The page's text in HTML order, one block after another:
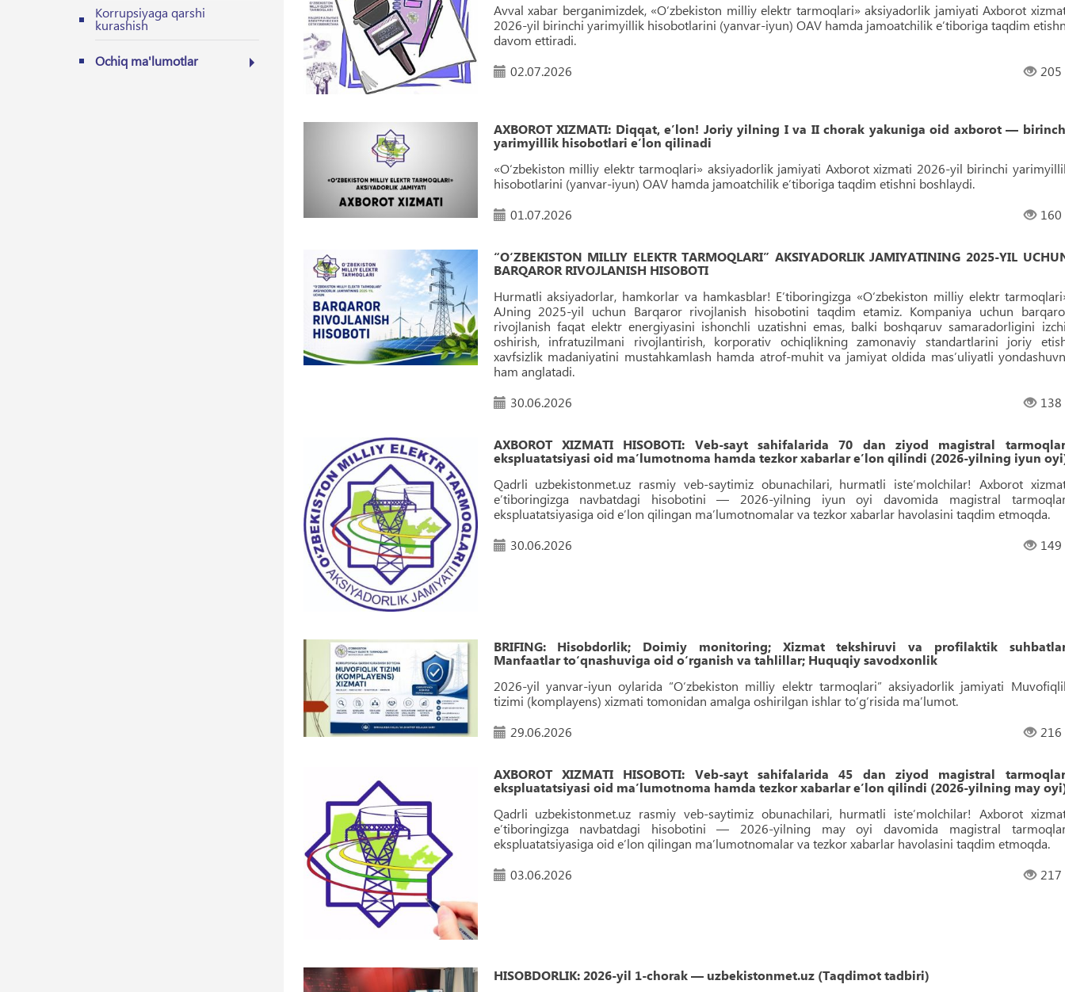
Korrupsiyaga qarshi
kurashish
Ochiq ma'lumotlar
Avval xabar berganimizdek, «O‘zbekiston milliy elektr tarmoqlari» aksiyadorlik jamiyati Axborot
2026-yil birinchi yarimyillik hisobotlarini (yanvar-iyun) OAV hamda jamoatchilik e’tiboriga taqdim
davom ettiradi.
02.07.2026
205
AXBOROT XIZMATI: Diqqat, e’lon! Joriy yilning I va II chorak yakuniga oid axborot —
yarimyillik hisobotlari e’lon qilinadi
«O‘zbekiston milliy elektr tarmoqlari» aksiyadorlik jamiyati Axborot xizmati 2026-yil birinchi
hisobotlarini (yanvar-iyun) OAV hamda jamoatchilik e’tiboriga taqdim etishni boshlaydi.
01.07.2026
160
“O‘ZBEKISTON MILLIY ELEKTR TARMOQLARI” AKSIYADORLIK JAMIYATINING 2025-YIL
BARQAROR RIVOJLANISH HISOBOTI
Hurmatli aksiyadorlar, hamkorlar va hamkasblar! Eʼtiboringizga «O‘zbekiston milliy elektr
AJning 2025-yil uchun Barqaror rivojlanish hisobotini taqdim etamiz. Kompaniya uchun
rivojlanish faqat elektr energiyasini ishonchli uzatishni emas, balki boshqaruv samaradorligini
oshirish, infratuzilmani rivojlantirish, korporativ ochiqlikning zamonaviy standartlarini joriy
xavfsizlik madaniyatini mustahkamlash hamda atrof-muhit va jamiyat oldida masʼuliyatli
ham anglatadi.
30.06.2026
138
AXBOROT XIZMATI HISOBOTI: Veb-sayt sahifalarida 70 dan ziyod magistral
ekspluatatsiyasi oid maʼlumotnoma hamda tezkor xabarlar eʼlon qilindi (2026-yilning iyun
Qadrli uzbekistonmet.uz rasmiy veb-saytimiz obunachilari, hurmatli isteʼmolchilar! Axborot
e’tiboringizga navbatdagi hisobotini — 2026-yilning iyun oyi davomida magistral
ekspluatatsiyasiga oid eʼlon qilingan maʼlumotnomalar va tezkor xabarlar havolasini taqdim etmoqda.
30.06.2026
149
BRIFING: Hisobdorlik; Doimiy monitoring; Xizmat tekshiruvi va profilaktik
Manfaatlar to‘qnashuviga oid o‘rganish va tahlillar; Huquqiy savodxonlik
2026-yil yanvar-iyun oylarida “O‘zbekiston milliy elektr tarmoqlari” aksiyadorlik jamiyati
tizimi (komplayens) xizmati tomonidan amalga oshirilgan ishlar to‘g‘risida maʼlumot.
29.06.2026
216
AXBOROT XIZMATI HISOBOTI: Veb-sayt sahifalarida 45 dan ziyod magistral
ekspluatatsiyasi oid maʼlumotnoma hamda tezkor xabarlar eʼlon qilindi (2026-yilning may
Qadrli uzbekistonmet.uz rasmiy veb-saytimiz obunachilari, hurmatli isteʼmolchilar! Axborot
e’tiboringizga navbatdagi hisobotini — 2026-yilning may oyi davomida magistral
ekspluatatsiyasiga oid eʼlon qilingan maʼlumotnomalar va tezkor xabarlar havolasini taqdim etmoqda.
03.06.2026
217
HISOBDORLIK: 2026-yil 1-chorak — uzbekistonmet.uz (Taqdimot tadbiri)